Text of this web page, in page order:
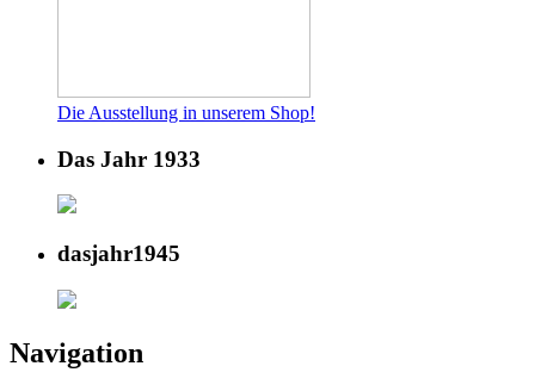
Die Ausstellung in unserem Shop!
Das Jahr 1933
dasjahr1945
Navigation